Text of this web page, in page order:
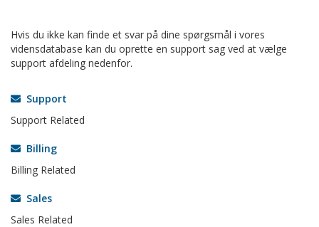
Hvis du ikke kan finde et svar på dine spørgsmål i vores
vidensdatabase kan du oprette en support sag ved at vælge
support afdeling nedenfor.
Support
Support Related
Billing
Billing Related
Sales
Sales Related